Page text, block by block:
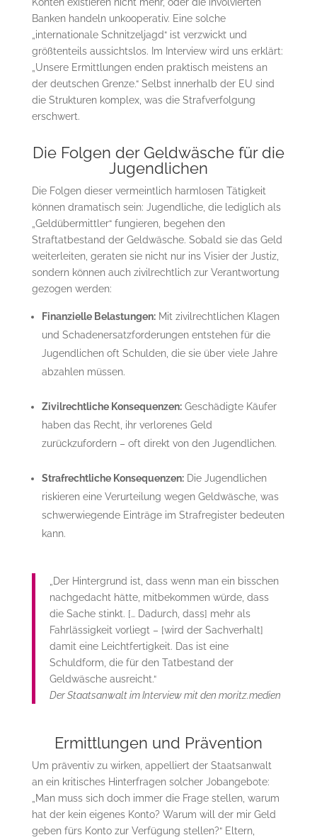
Banken handeln unkooperativ. Eine solche
„internationale Schnitzeljagd“ ist verzwickt und
größtenteils aussichtslos. Im Interview wird uns erklärt:
„Unsere Ermittlungen enden praktisch meistens an
der deutschen Grenze.“ Selbst innerhalb der EU sind
die Strukturen komplex, was die Strafverfolgung
erschwert.
Die Folgen der Geldwäsche für die
Jugendlichen
Die Folgen dieser vermeintlich harmlosen Tätigkeit
können dramatisch sein: Jugendliche, die lediglich als
„Geldübermittler“ fungieren, begehen den
Straftatbestand der Geldwäsche. Sobald sie das Geld
weiterleiten, geraten sie nicht nur ins Visier der Justiz,
sondern können auch zivilrechtlich zur Verantwortung
gezogen werden:
Finanzielle Belastungen:Mit zivilrechtlichen Klagen
und Schadenersatzforderungen entstehen für die
Jugendlichen oft Schulden, die sie über viele Jahre
abzahlen müssen.
Zivilrechtliche Konsequenzen:Geschädigte Käufer
haben das Recht, ihr verlorenes Geld
zurückzufordern – oft direkt von den Jugendlichen.
Strafrechtliche Konsequenzen:Die Jugendlichen
riskieren eine Verurteilung wegen Geldwäsche, was
schwerwiegende Einträge im Strafregister bedeuten
kann.
„Der Hintergrund ist, dass wenn man ein bisschen
nachgedacht hätte, mitbekommen würde, dass
die Sache stinkt. [… Dadurch, dass] mehr als
Fahrlässigkeit vorliegt – [wird der Sachverhalt]
damit eine Leichtfertigkeit. Das ist eine
Schuldform, die für den Tatbestand der
Geldwäsche ausreicht.“
Der Staatsanwalt im Interview mit den moritz.medien
Ermittlungen und Prävention
Um präventiv zu wirken, appelliert der Staatsanwalt
an ein kritisches Hinterfragen solcher Jobangebote:
„Man muss sich doch immer die Frage stellen, warum
hat der kein eigenes Konto? Warum will der mir Geld
geben fürs Konto zur Verfügung stellen?“ Eltern,